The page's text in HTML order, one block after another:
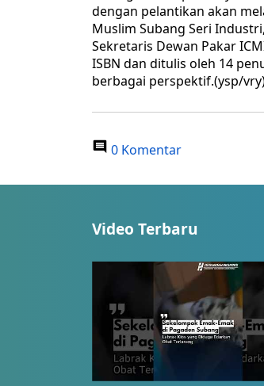
dengan pelantikan akan
Muslim Subang Seri
Sekretaris Dewan Pakar
ISBN dan ditulis oleh 14
berbagai perspektif.(ysp/
0 Komentar
Video Terbaru